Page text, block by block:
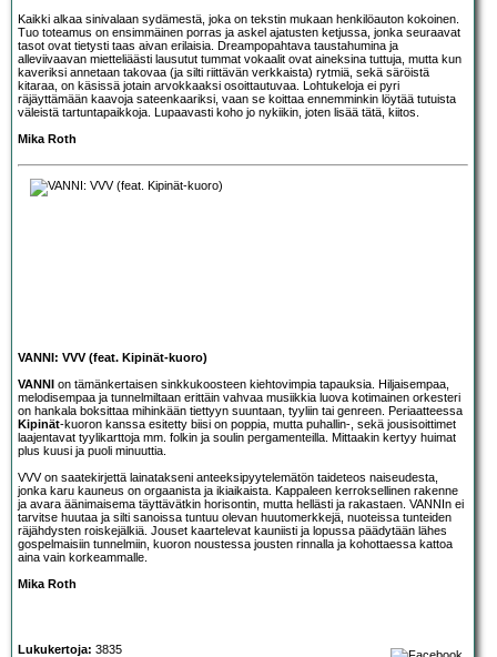
Kaikki alkaa sinivalaan sydämestä, joka on tekstin mukaan henkilöauton kokoinen.
Tuo toteamus on ensimmäinen porras ja askel ajatusten ketjussa, jonka seuraavat
tasot ovat tietysti taas aivan erilaisia. Dreampopahtava taustahumina ja
alleviivaavan mietteliäästi lausutut tummat vokaalit ovat aineksina tuttuja, mutta kun
kaveriksi annetaan takovaa (ja silti riittävän verkkaista) rytmiä, sekä säröistä
kitaraa, on käsissä jotain arvokkaaksi osoittautuvaa. Lohtukeloja ei pyri
räjäyttämään kaavoja sateenkaariksi, vaan se koittaa ennemminkin löytää tutuista
väleistä tartuntapaikkoja. Lupaavasti koho jo nykiikin, joten lisää tätä, kiitos.
Mika Roth
VANNI: VVV (feat. Kipinät-kuoro)
VANNI on tämänkertaisen sinkkukoosteen kiehtovimpia tapauksia. Hiljaisempaa,
melodisempaa ja tunnelmiltaan erittäin vahvaa musiikkia luova kotimainen orkesteri
on hankala boksittaa mihinkään tiettyyn suuntaan, tyyliin tai genreen. Periaatteessa
Kipinät-kuoron kanssa esitetty biisi on poppia, mutta puhallin-, sekä jousisoittimet
laajentavat tyylikarttoja mm. folkin ja soulin pergamenteilla. Mittaakin kertyy huimat
plus kuusi ja puoli minuuttia.
VVV on saatekirjettä lainatakseni anteeksipyytelemätön taideteos naiseudesta,
jonka karu kauneus on orgaanista ja ikiaikaista. Kappaleen kerroksellinen rakenne
ja avara äänimaisema täyttävätkin horisontin, mutta hellästi ja rakastaen. VANNIn ei
tarvitse huutaa ja silti sanoissa tuntuu olevan huutomerkkejä, nuoteissa tunteiden
räjähdysten roiskejälkiä. Jouset kaartelevat kauniisti ja lopussa päädytään lähes
gospelmaisiin tunnelmiin, kuoron noustessa jousten rinnalla ja kohottaessa kattoa
aina vain korkeammalle.
Mika Roth
Lukukertoja: 3835